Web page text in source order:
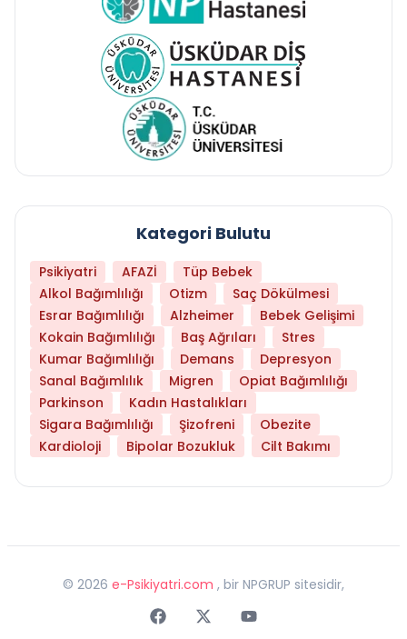
Kategori Bulutu
Psikiyatri AFAZİ
Tüp Bebek
Alkol Bağımlılığı
Otizm
Saç Dökülmesi
Esrar Bağımlılığı
Alzheimer
Bebek Gelişimi
Kokain Bağımlılığı
Baş Ağrıları
Stres
Kumar Bağımlılığı
Demans
Depresyon
Sanal Bağımlılık
Migren
Opiat Bağımlılığı
Parkinson
Kadın Hastalıkları
Sigara Bağımlılığı
Şizofreni
Obezite
Kardioloji
Bipolar Bozukluk Cilt Bakımı
© 2026 e-Psikiyatri.com , bir NPGRUP sitesidir,